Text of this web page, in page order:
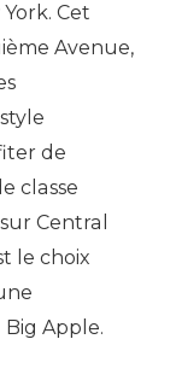
Cet
Avenue,
de
classe
Central
le choix
Apple.